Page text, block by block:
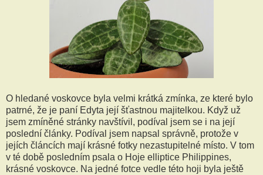
O hledané voskovce byla velmi krátká zmínka, ze které bylo
patrné, že je paní Edyta její šťastnou majitelkou. Když už
jsem zmíněné stránky navštívil, podíval jsem se i na její
poslední články. Podíval jsem napsal správně, protože v
jejích článcích mají krásné fotky nezastupitelné místo. V tom
v té době posledním psala o Hoje elliptice Philippines,
krásné voskovce. Na jedné fotce vedle této hoji byla ještě